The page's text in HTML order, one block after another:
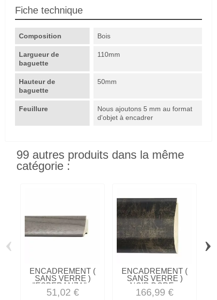
Fiche technique
Composition Bois
Largueur de
baguette
110mm
Hauteur de
baguette
50mm
Feuillure
Nous ajoutons 5 mm au format
d'objet à encadrer
99 autres produits dans la même
catégorie :
ENCADREMENT (
SANS VERRE )
"ESPERANZA"...
51,02 €
ENCADREMENT (
SANS VERRE )
NOIR DORE...
166,99 €
‹ ›